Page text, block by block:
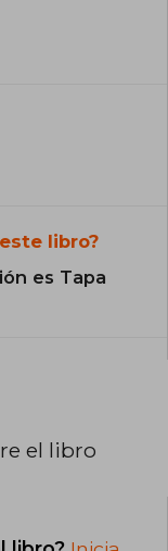
libro?
es Tapa
el libro